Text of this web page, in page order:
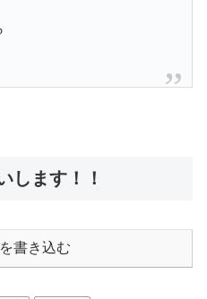
します！！
書き込む